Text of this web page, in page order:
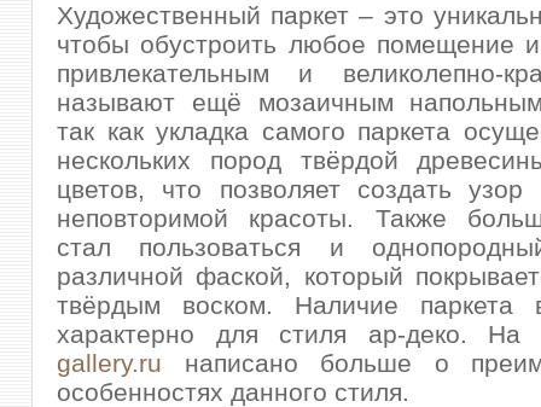
Художественный паркет – это
чтобы обустроить любое помещение
привлекательным и великолепно-
называют ещё мозаичным
так как укладка самого паркета
нескольких пород твёрдой
цветов, что позволяет создать узор
неповторимой красоты. Также
стал пользоваться и
различной фаской, который
твёрдым воском. Наличие паркета
характерно для стиля ар-деко.
gallery.ru написано больше о
особенностях данного стиля.